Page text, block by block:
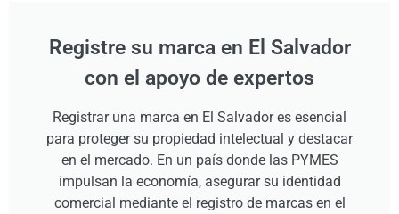
Registre su marca en El Salvador
con el apoyo de expertos
Registrar una marca en El Salvador es esencial
para proteger su propiedad intelectual y destacar
en el mercado. En un país donde las PYMES
impulsan la economía, asegurar su identidad
comercial mediante el registro de marcas en el